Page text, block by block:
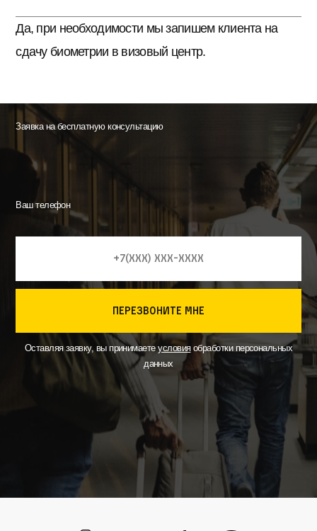
Да, при необходимости мы запишем клиента на
сдачу биометрии в визовый центр.
Заявка на бесплатную консультацию
Ваш телефон
перезвоните мне
Оставляя заявку, вы принимаетеусловияобработки персональных
данных